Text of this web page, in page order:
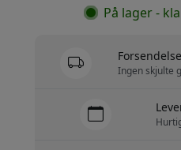
På lager -
Ingen skjulte